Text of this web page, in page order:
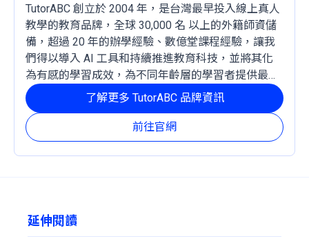
TutorABC 創立於 2004 年，是台灣最早投入線上真人
教學的教育品牌，全球 30,000 名 以上的外籍師資儲
備，超過 20 年的辦學經驗、數億堂課程經驗，讓我
們得以導入 AI 工具和持續推進教育科技，並將其化
為有感的學習成效，為不同年齡層的學習者提供最穩
定且有效的成長路徑。
前往官網
了解更多 TutorABC 品牌資訊
延伸閱讀